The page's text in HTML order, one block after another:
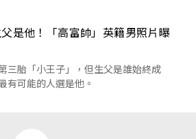
是他！「高富帥」英籍男照片曝
三胎「小王子」，但生父是誰始終成
有可能的人選是他。